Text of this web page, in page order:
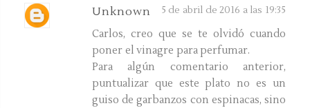
Unknown 5 de abril de 2016 a las 19:35
Carlos, creo que se te olvidó cuando
poner el vinagre para perfumar.
Para algún comentario anterior,
puntualizar que este plato no es un
guiso de garbanzos con espinacas, sino